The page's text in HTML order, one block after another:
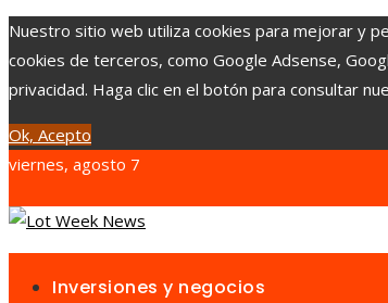
Nuestro sitio web utiliza cookies para mejorar y
cookies de terceros, como Google Adsense,
privacidad. Haga clic en el botón para consultar
Ok, Acepto
viernes, agosto 7
Inversiones y negocios